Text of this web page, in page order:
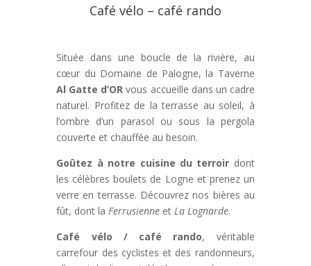
Café vélo – café rando
Située dans une boucle de la rivière, au
cœur du Domaine de Palogne, la Taverne
Al Gatte d’OR vous accueille dans un cadre
naturel. Profitez de la terrasse au soleil, à
l’ombre d’un parasol ou sous la pergola
couverte et chauffée au besoin.
Goûtez à notre cuisine du terroir dont
les célèbres boulets de Logne et prenez un
verre en terrasse. Découvrez nos bières au
fût, dont laFerrusienne etLa Lognarde.
Café vélo / café rando, véritable
carrefour des cyclistes et des randonneurs,